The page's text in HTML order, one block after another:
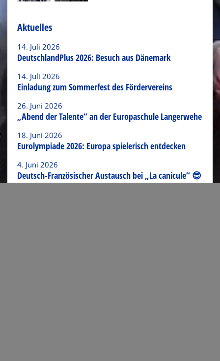
Aktuelles
14. Juli 2026
DeutschlandPlus 2026: Besuch aus Dänemark
14. Juli 2026
Einladung zum Sommerfest des Fördervereins
26. Juni 2026
„Abend der Talente“ an der Europaschule Langerwehe
18. Juni 2026
Eurolympiade 2026: Europa spielerisch entdecken
4. Juni 2026
Deutsch-Französischer Austausch bei „La canicule“ 😎